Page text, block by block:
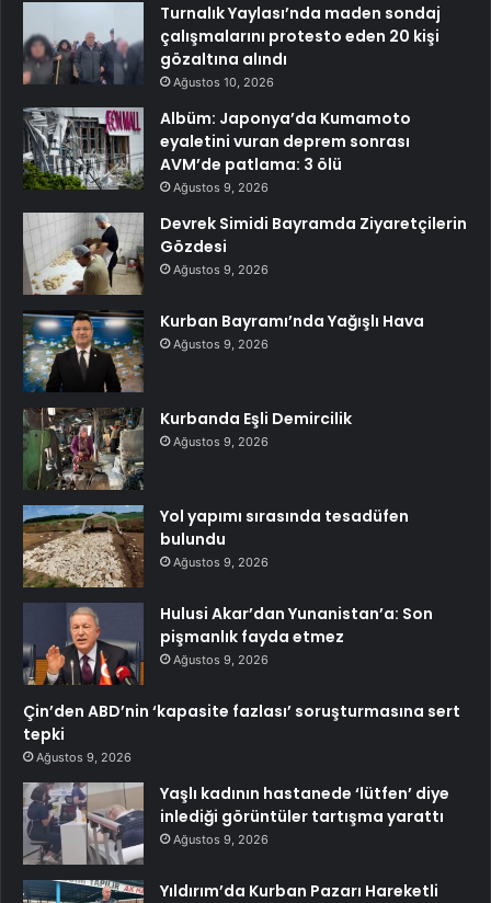
Turnalık Yaylası’nda maden sondaj
çalışmalarını protesto eden 20 kişi
gözaltına alındı
Ağustos 10, 2026
Albüm: Japonya’da Kumamoto
eyaletini vuran deprem sonrası
AVM’de patlama: 3 ölü
Ağustos 9, 2026
Devrek Simidi Bayramda Ziyaretçilerin
Gözdesi
Ağustos 9, 2026
Kurban Bayramı’nda Yağışlı Hava
Ağustos 9, 2026
Kurbanda Eşli Demircilik
Ağustos 9, 2026
Yol yapımı sırasında tesadüfen
bulundu
Ağustos 9, 2026
Hulusi Akar’dan Yunanistan’a: Son
pişmanlık fayda etmez
Ağustos 9, 2026
Çin’den ABD’nin ‘kapasite fazlası’ soruşturmasına sert
tepki
Ağustos 9, 2026
Yaşlı kadının hastanede ‘lütfen’ diye
inlediği görüntüler tartışma yarattı
Ağustos 9, 2026
Yıldırım’da Kurban Pazarı Hareketli